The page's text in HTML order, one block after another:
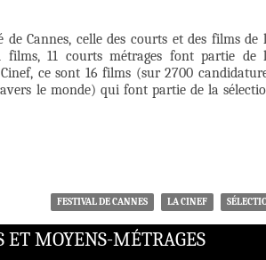
Cannes, celle des courts et des films de
films, 11 courts métrages font partie de
ce sont 16 films (sur 2700
le monde) qui font partie de la
FESTIVAL DE CANNES LA CINEF
ET MOYENS-MÉTRAGES